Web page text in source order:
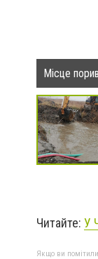
Місце
Читайте: У
Якщо ви помітили